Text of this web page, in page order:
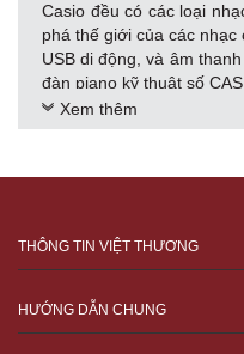
Casio đều có các loại
phá thế giới của các
USB di động, và âm
đàn piano kỹ thuật số
Piano điện Casio:
Đàn piano điện cao
Đàn piano điện Privia
Công nghệ mới thiết kế
học đàn piano.
Workstation Keyboards
Xem thêm
THÔNG TIN VIỆT THƯƠNG
HƯỚNG DẪN CHUNG